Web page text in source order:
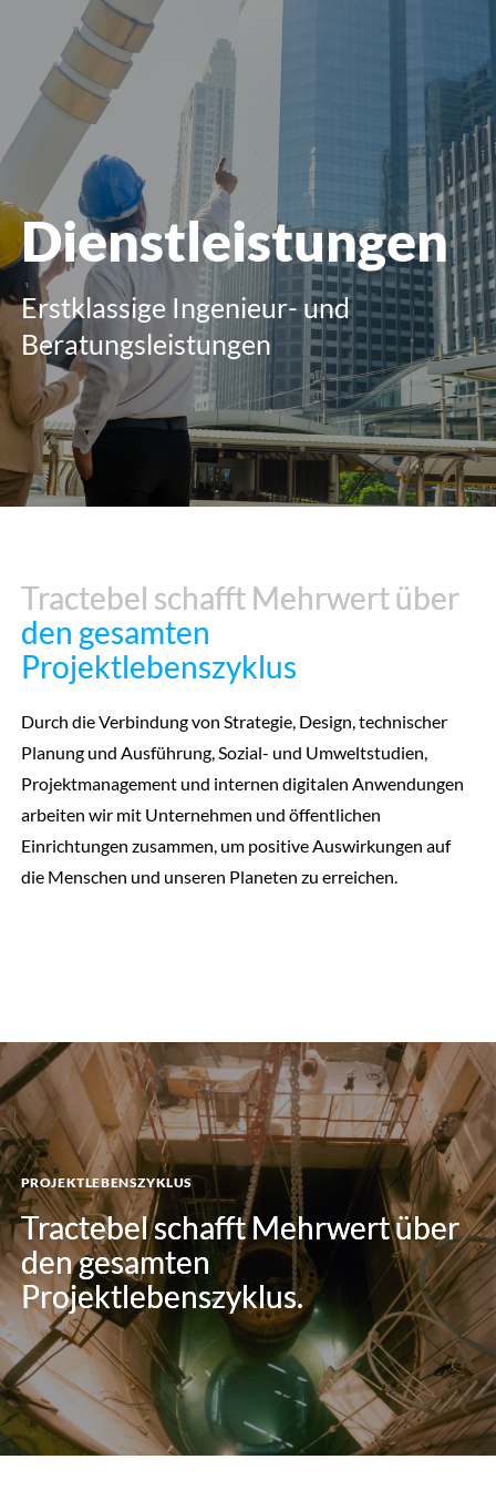
Dienstleistungen
Erstklassige Ingenieur- und
Beratungsleistungen
Tractebel schafft Mehrwert über
den gesamten
Projektlebenszyklus
Tractebel schafft Mehrwert über
den gesamten
Projektlebenszyklus
Durch die Verbindung von Strategie, Design, technischer
Planung und Ausführung, Sozial- und Umweltstudien,
Projektmanagement und internen digitalen Anwendungen
arbeiten wir mit Unternehmen und öffentlichen
Einrichtungen zusammen, um positive Auswirkungen auf
die Menschen und unseren Planeten zu erreichen.
PROJEKTLEBENSZYKLUS
Tractebel schafft Mehrwert über
den gesamten
Projektlebenszyklus.
Tractebel schafft Mehrwert über
den gesamten
Projektlebenszyklus.